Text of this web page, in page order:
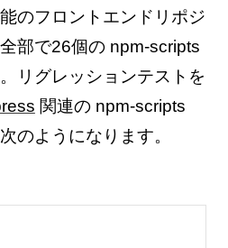
のフロントエンドリポジ
部で26個の npm-scripts
リグレッションテストを
関連の npm-scripts
のようになります。